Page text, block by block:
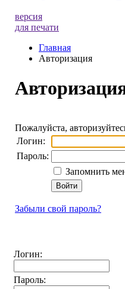
версия
для печати
Главная
Авторизация
Пожалуйста,
Логин:
Пароль:
Запомнить
Забыли свой пароль?
Логин:
Пароль: